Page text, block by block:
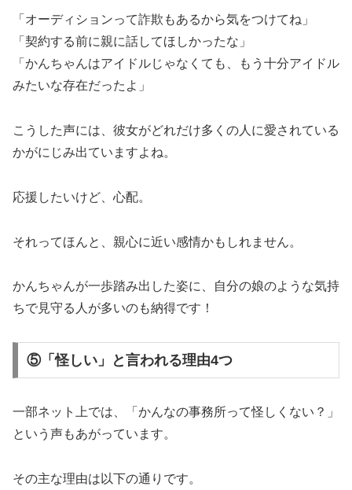
「オーディションって詐欺もあるから気をつけてね」
「契約する前に親に話してほしかったな」
「かんちゃんはアイドルじゃなくても、もう十分アイドル
みたいな存在だったよ」
こうした声には、彼女がどれだけ多くの人に愛されている
かがにじみ出ていますよね。
応援したいけど、心配。
それってほんと、親心に近い感情かもしれません。
かんちゃんが一歩踏み出した姿に、自分の娘のような気持
ちで見守る人が多いのも納得です！
⑤「怪しい」と言われる理由4つ
一部ネット上では、「かんなの事務所って怪しくない？」
という声もあがっています。
その主な理由は以下の通りです。